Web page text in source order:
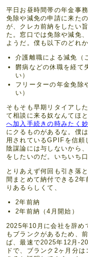
平日お昼時間帯の年金事
免除や減免の申請に来た
が、クレカ前納をしたい
た。窓口では免除や減免
ようだ。僕も以下のどれ
介護離職による減免（
欝病などの休職を経て
い）
フリーターの年金免除
い）
そもそも早期リタイアし
て相談に来る奴なんてほ
へ加入手続きの時みたく
にクるものがあるな。僕
用されているGPIFを信頼
陰謀論には与しないから
をしたいのだ。いちいち
とりあえず何回も引き落
間まとめて納付できる2
りあるらしくて、
2年前納
2年前納（4月開始）
2025年10月に会社を辞め
もブランクがあるため、
ば、最速で2025年12月-
ドで、ブランク2ヶ月分